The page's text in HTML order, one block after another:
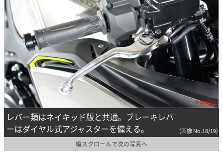
レバー類はネイキッド版と共通。ブレーキレバ
ーはダイヤル式アジャスターを備える。
(画像 No.18/19)
縦スクロールで次の写真へ